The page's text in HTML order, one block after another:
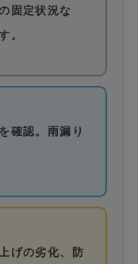
固定状況な
。
確認。雨漏り
げの劣化、防